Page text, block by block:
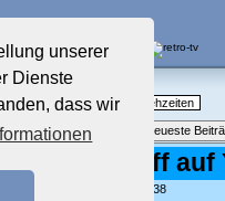
unserer
Dienste
dass wir
an gute, alte Fernsehzeiten
• Neues Thema Neueste
Lassie mit Jeff
von: , 15.05.23 22:38